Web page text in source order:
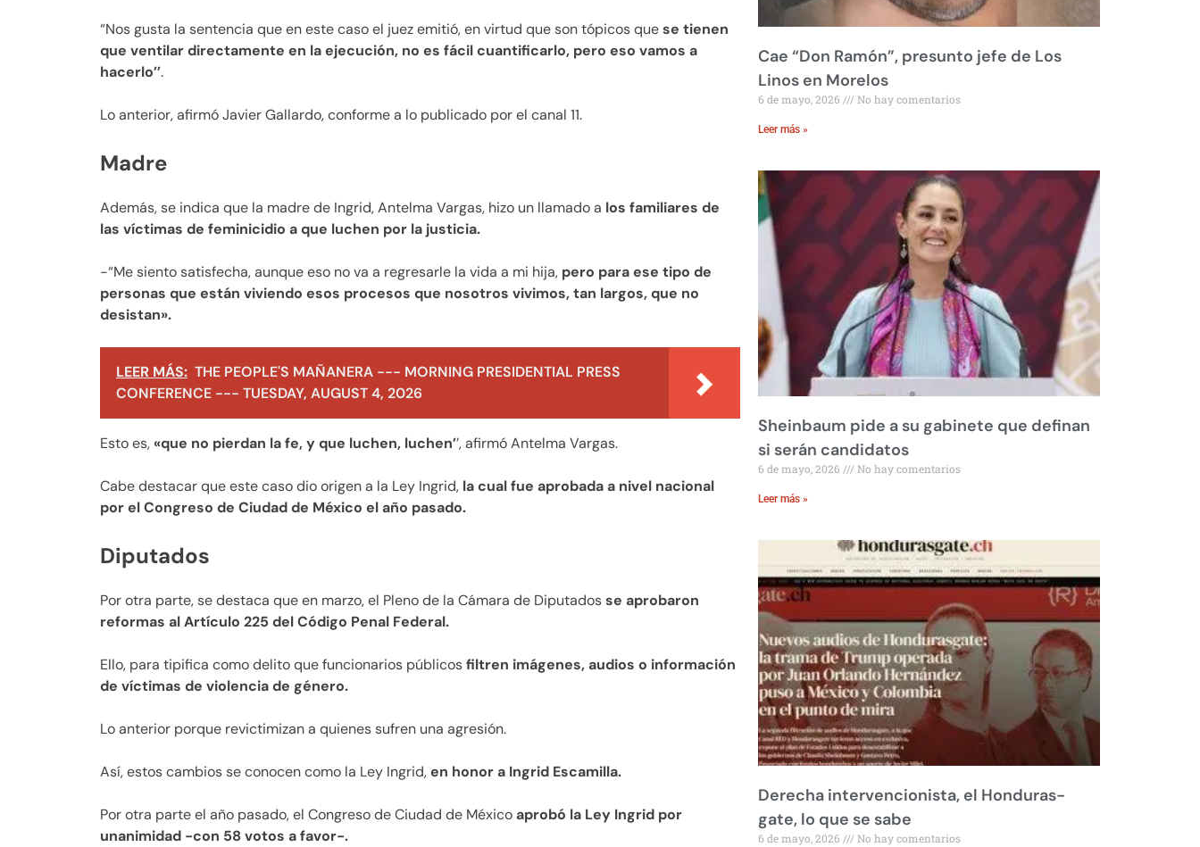
“Nos gusta la sentencia que en este caso el juez emitió, en virtud que son tópicos quese tienen
que ventilar directamente en la ejecución, no es fácil cuantificarlo, pero eso vamos a
hacerlo’’.
Lo anterior, afirmó Javier Gallardo, conforme a lo publicado por el canal 11.
Madre
Además, se indica que la madre de Ingrid, Antelma Vargas, hizo un llamado a los familiares de
las víctimas de feminicidio a que luchen por la justicia.
-“Me siento satisfecha, aunque eso no va a regresarle la vida a mi hija, pero para ese tipo de
personas que están viviendo esos procesos que nosotros vivimos, tan largos, que no
desistan».
LEER MÁS: THE PEOPLE'S MAÑANERA --- MORNING PRESIDENTIAL PRESS
CONFERENCE --- TUESDAY, AUGUST 4, 2026
Esto es,«que no pierdan la fe, y que luchen, luchen’’, afirmó Antelma Vargas.
Cabe destacar que este caso dio origen a la Ley Ingrid, la cual fue aprobada a nivel nacional
por el Congreso de Ciudad de México el año pasado.
Diputados
Por otra parte, se destaca que en marzo, el Pleno de la Cámara de Diputadosse aprobaron
reformas al Artículo 225 del Código Penal Federal.
Ello, para tipifica como delito que funcionarios públicosfiltren imágenes, audios o información
de víctimas de violencia de género.
Lo anterior porque revictimizan a quienes sufren una agresión.
Así, estos cambios se conocen como la Ley Ingrid,en honor a Ingrid Escamilla.
Por otra parte el año pasado, el Congreso de Ciudad de Méxicoaprobó la Ley Ingrid por
unanimidad -con 58 votos a favor-.
Cae “Don Ramón”, presunto jefe de Los
Linos en Morelos
6 de mayo, 2026 No hay comentarios
Leer más »
Sheinbaum pide a su gabinete que definan
si serán candidatos
6 de mayo, 2026 No hay comentarios
Leer más »
Derecha intervencionista, el Honduras-
gate, lo que se sabe
6 de mayo, 2026 No hay comentarios